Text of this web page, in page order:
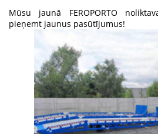
Mūsu jaunā FEROPORTO
pieņemt jaunus pasūtījumus!